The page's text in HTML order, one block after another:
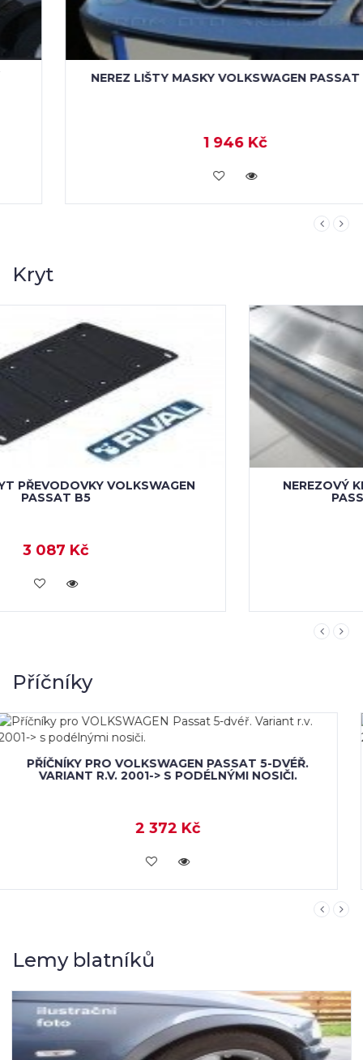
NEREZ LIŠTY MASKY VOLKSWAGEN PASSAT B5
1 946 Kč
Kryt
NEREZOVÝ KRYT PRAHU ZADNÍCH DVEŘÍ VW
Příčníky
PŘÍČNÍKY PRO VOLKSWAGEN PASSAT 5-DVÉŘ.
VARIANT R.V. 2001-> S PODÉLNÝMI NOSIČI.
5 004 Kč
KOUPIT
Lemy blatníků